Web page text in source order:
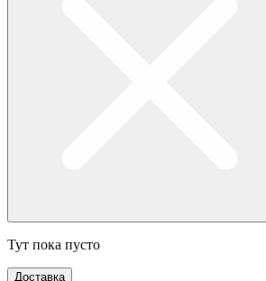
Тут пока пусто
Доставка